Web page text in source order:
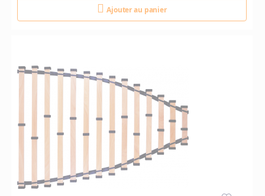
Ajouter au panier